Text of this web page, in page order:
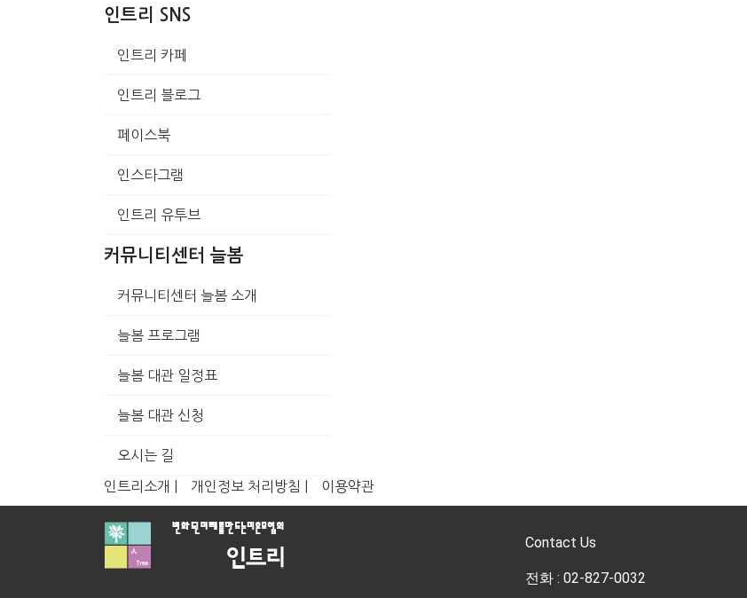
인트리 SNS
인트리 카페
인트리 블로그
페이스북
인스타그램
인트리 유투브
커뮤니티센터 늘봄
커뮤니티센터 늘봄 소개
늘봄 프로그램
늘봄 대관 일정표
늘봄 대관 신청
오시는 길
인트리소개 | 개인정보 처리방침 | 이용약관
Contact Us
전화 : 02-827-0032